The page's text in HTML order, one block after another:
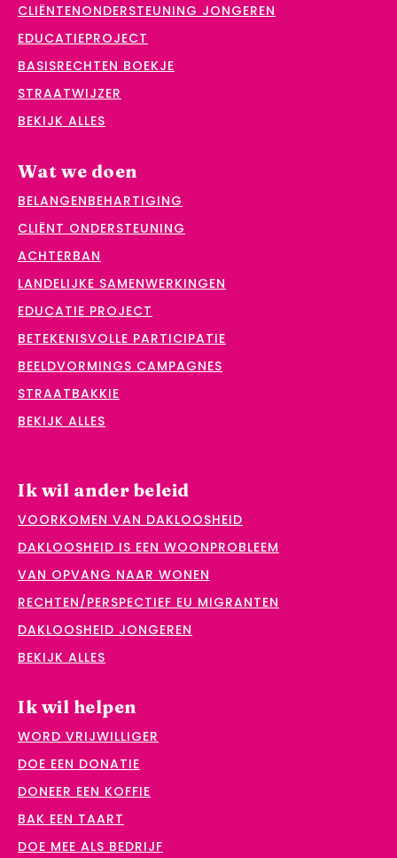
CLIËNTENONDERSTEUNING JONGEREN
EDUCATIEPROJECT
BASISRECHTEN BOEKJE
STRAATWIJZER
BEKIJK ALLES
Wat we doen
BELANGENBEHARTIGING
CLIËNT ONDERSTEUNING
ACHTERBAN
LANDELIJKE SAMENWERKINGEN
EDUCATIE PROJECT
BETEKENISVOLLE PARTICIPATIE
BEELDVORMINGS CAMPAGNES
STRAATBAKKIE
BEKIJK ALLES
Ik wil ander beleid
VOORKOMEN VAN DAKLOOSHEID
DAKLOOSHEID IS EEN WOONPROBLEEM
VAN OPVANG NAAR WONEN
RECHTEN/PERSPECTIEF EU MIGRANTEN
DAKLOOSHEID JONGEREN
BEKIJK ALLES
Ik wil helpen
WORD VRIJWILLIGER
DOE EEN DONATIE
DONEER EEN KOFFIE
BAK EEN TAART
DOE MEE ALS BEDRIJF